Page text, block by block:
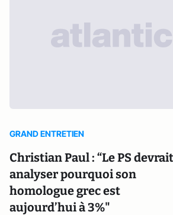
GRAND ENTRETIEN
Christian Paul : “Le PS devrait
analyser pourquoi son
homologue grec est
aujourd’hui à 3%"